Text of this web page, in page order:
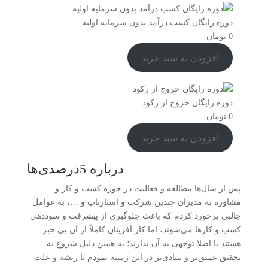
دوره رایگان کسب درآمد بدون سرمایه اولیه
0 تومان
افزودن به سبد خرید
دوره رایگان خروج از رکود
0 تومان
افزودن به سبد خرید
درباره 5درصدی‌ها
پس از سال‌ها مطالعه و فعالیت در حوزه کسب و کار و
مشاوره به مدیران چندین شرکت و استارتاپ و …، به عوامل
جالبی برخورد کردم که باعث جلوگیری از پیشرفت و سوددهی
کسب و کارها می‌شوند، اما کار آفرینان کاملاً از آن بی خبر
هستند یا اصلا توجهی به آن ندارند؛ به همین دلیل شروع به
تحقیق عمیق‌تر و بنیادی‌تر در این زمینه نمودم تا ریشه و علت